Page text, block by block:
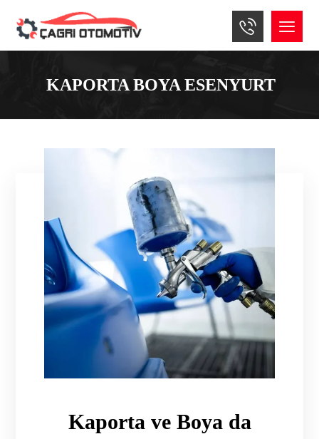
KAPORTA BOYA ESENYURT
Kaporta ve Boya da